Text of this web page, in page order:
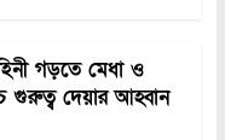
গড়তে মেধা ও
গুরুত্ব দেয়ার আহ্বান